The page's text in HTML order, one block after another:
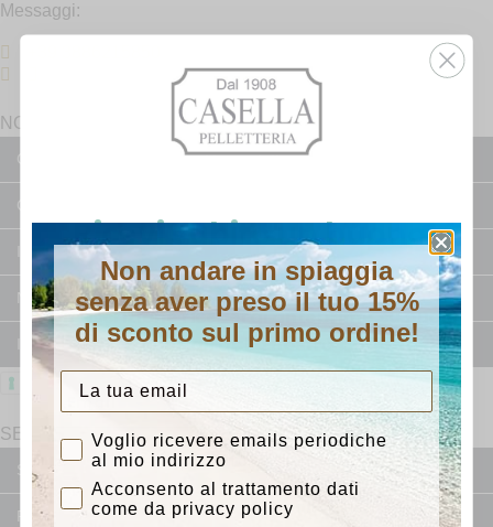
Messaggi:
NORMATIVE
Condizioni Generali di Vendita prodotti
Condizioni Generali di Vendita servizi
Informativa spedizioni
Nomina a responsabile esterno del trattamento
Informativa resi e rimborsi
Privacy Policy Cookie Policy
SERVIZI
Sanificazione ad ozono
Riparazione borse
Ricevi subito un buono
sconto del 15%
Con l'iscrizione riceverai anteprime su nuovi
arrivi e consigli dalla nostra bottega.
puoi dirci chi sei?
Uomo
Donna
Non andare in spiaggia
senza aver preso il tuo 15%
di sconto sul primo ordine!
Consenso iscrizione
Voglio ricevere emails periodiche
al mio indirizzo
Acconsento al trattamento dati
come da privacy policy